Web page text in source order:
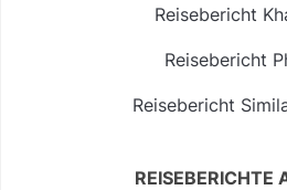
Reisebericht
Reisebericht
Reisebericht
REISEBERICHTE